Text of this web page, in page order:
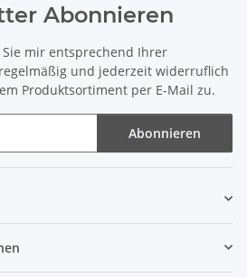
Abonnieren
mir entsprechend Ihrer
regelmäßig und jederzeit widerruflich
Produktsortiment per E-Mail zu.
Abonnieren